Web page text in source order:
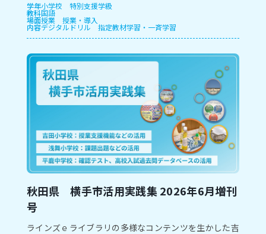
学年小学校 特別支援学級
教科国語
場面授業 授業・導入
内容デジタルドリル 指定教材学習・一斉学習
秋田県 横手市活用実践集 2026年6月増刊
号
ラインズｅライブラリの多様なコンテンツを生かした吉